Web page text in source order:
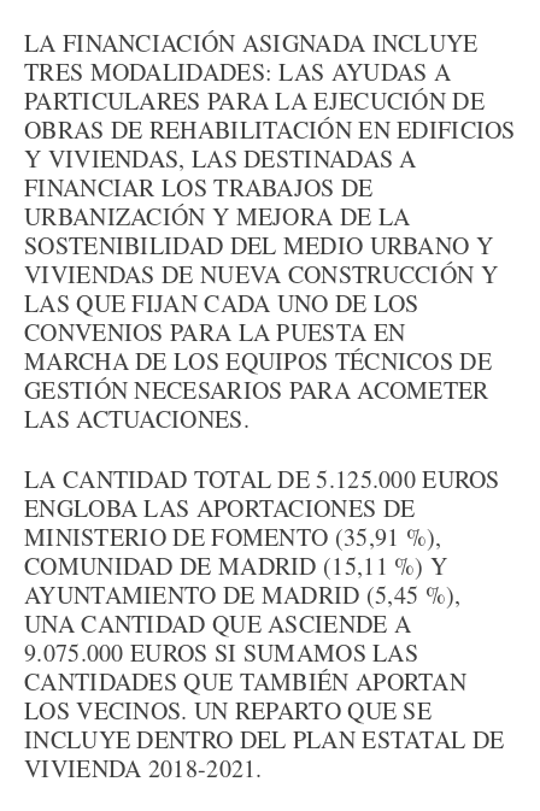
LA FINANCIACIÓN ASIGNADA INCLUYE
TRES MODALIDADES: LAS AYUDAS A
PARTICULARES PARA LA EJECUCIÓN DE
OBRAS DE REHABILITACIÓN EN EDIFICIOS
Y VIVIENDAS, LAS DESTINADAS A
FINANCIAR LOS TRABAJOS DE
URBANIZACIÓN Y MEJORA DE LA
SOSTENIBILIDAD DEL MEDIO URBANO Y
VIVIENDAS DE NUEVA CONSTRUCCIÓN Y
LAS QUE FIJAN CADA UNO DE LOS
CONVENIOS PARA LA PUESTA EN
MARCHA DE LOS EQUIPOS TÉCNICOS DE
GESTIÓN NECESARIOS PARA ACOMETER
LAS ACTUACIONES.
LA CANTIDAD TOTAL DE 5.125.000 EUROS
ENGLOBA LAS APORTACIONES DE
MINISTERIO DE FOMENTO (35,91 %),
COMUNIDAD DE MADRID (15,11 %) Y
AYUNTAMIENTO DE MADRID (5,45 %),
UNA CANTIDAD QUE ASCIENDE A
9.075.000 EUROS SI SUMAMOS LAS
CANTIDADES QUE TAMBIÉN APORTAN
LOS VECINOS. UN REPARTO QUE SE
INCLUYE DENTRO DEL PLAN ESTATAL DE
VIVIENDA 2018-2021.